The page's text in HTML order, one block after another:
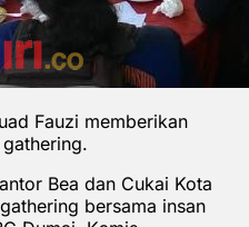
Fauzi memberikan
Bea dan Cukai Kota
bersama insan